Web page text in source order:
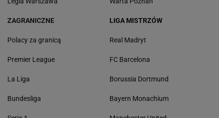
ZAGRANICZNE
Polacy za granicą
Premier League
La Liga
Bundesliga
LIGA MISTRZÓW
Real Madryt
FC Barcelona
Borussia Dortmund
Bayern Monachium